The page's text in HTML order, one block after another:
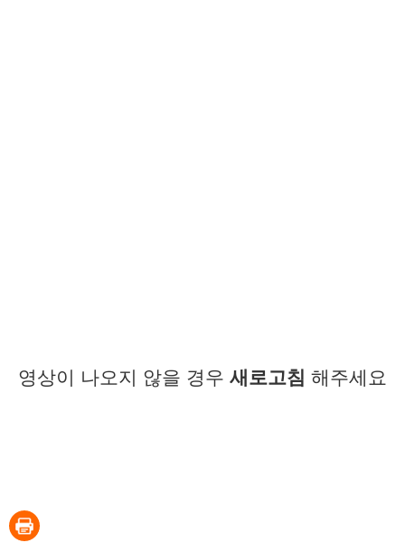
영상이 나오지 않을 경우 새로고침 해주세요